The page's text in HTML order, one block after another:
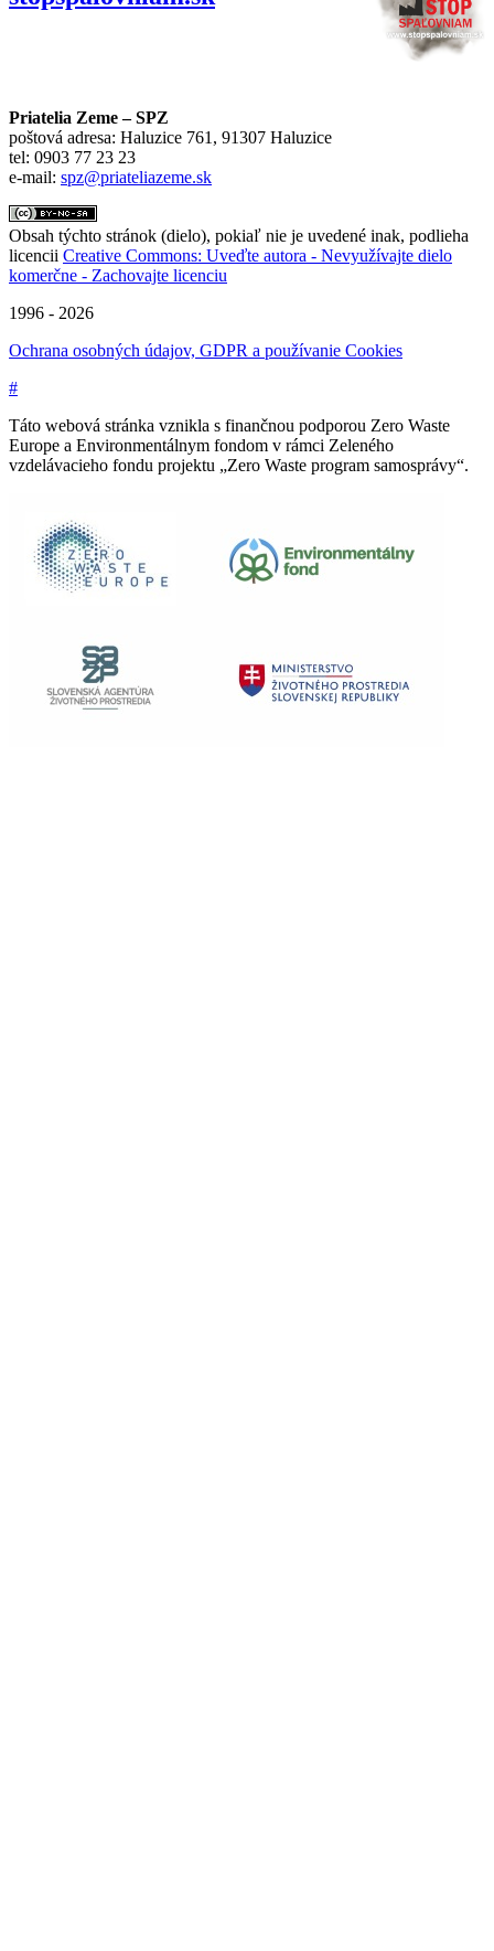
Priatelia Zeme – SPZ
poštová adresa: Haluzice 761, 91307 Haluzice
tel: 0903 77 23 23
e-mail: spz@priateliazeme.sk
Obsah týchto stránok (dielo), pokiaľ nie je uvedené inak, podlieha
licencii Creative Commons: Uveďte autora - Nevyužívajte dielo
komerčne - Zachovajte licenciu
1996 - 2026
Ochrana osobných údajov, GDPR a používanie Cookies
#
Táto webová stránka vznikla s finančnou podporou Zero Waste
Europe a Environmentálnym fondom v rámci Zeleného
vzdelávacieho fondu projektu „Zero Waste program samosprávy“.